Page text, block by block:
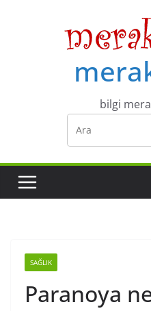
bilgi
SAĞLIK
Paranoya